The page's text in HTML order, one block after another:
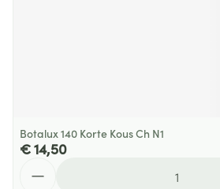
Botalux 140 Korte Kous Ch N1
€ 14,50